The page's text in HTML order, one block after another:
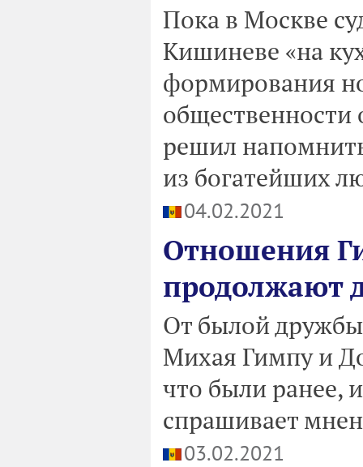
Пока в Москве
Кишиневе «на
формирования
общественности
решил
из богатейших
04.02.2021
Отношения
продолжают
От былой
Михая Гимпу и
что были ранее,
спрашивает
03.02.2021